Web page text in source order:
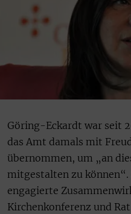
Göring-Eckardt war seit
das Amt damals mit
übernommen, um „an
mitgestalten zu können“.
engagierte
Kirchenkonferenz und